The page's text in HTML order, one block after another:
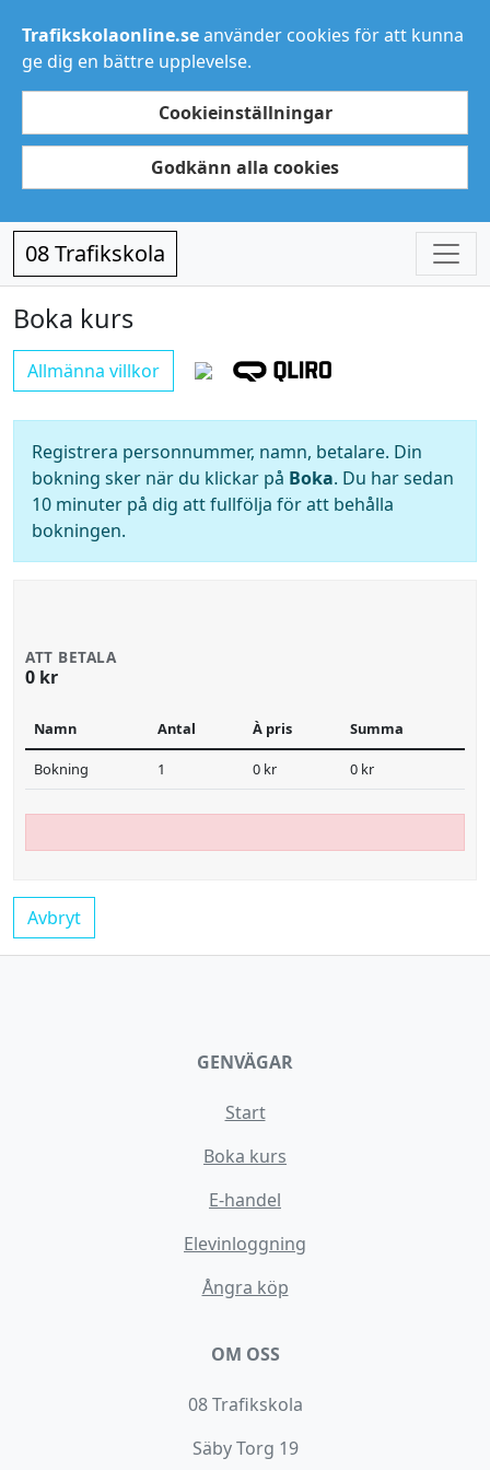
Trafikskolaonline.seanvänder cookies för att kunna
ge dig en bättre upplevelse.
Cookieinställningar
Godkänn alla cookies
08 Trafikskola
Boka kurs
Allmänna villkor
Registrera personnummer, namn, betalare. Din
bokning sker när du klickar på Boka. Du har sedan
10 minuter på dig att fullfölja för att behålla
bokningen.
ATT BETALA
0 kr
Namn Antal À pris Summa
Bokning 1 0 kr 0 kr
Avbryt
GENVÄGAR
Start
Boka kurs
E-handel
Elevinloggning
Ångra köp
OM OSS
08 Trafikskola
Säby Torg 19